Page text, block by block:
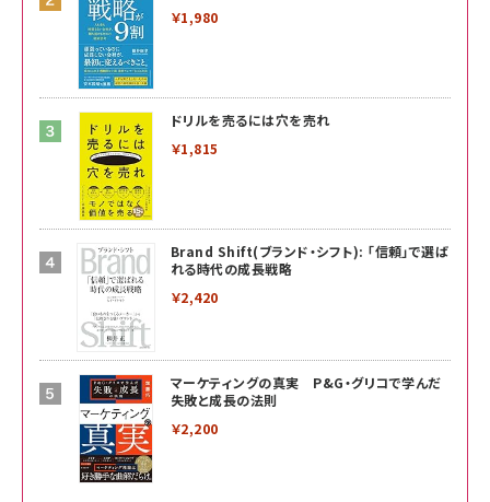
￥1,980
ドリルを売るには穴を売れ
￥1,815
Brand Shift(ブランド・シフト): 「信頼」で選ば
れる時代の成長戦略
￥2,420
マーケティングの真実 P&G・グリコで学んだ
失敗と成長の法則
￥2,200